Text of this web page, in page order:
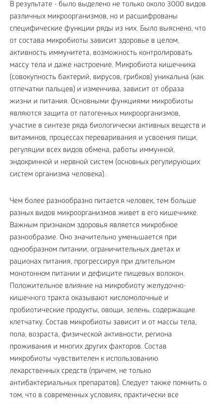
В результате - было выделено не только около 3000 видов
различных микроорганизмов, но и расшифрованы
специфические функции ряды из них. Было выяснено, что
от состава микробиоты зависит здоровье в целом,
активность иммунитета, возможность контролировать
массу тела и даже настроение. Микробиота кишечника
(совокупность бактерий, вирусов, грибков) уникальна (как
отпечатки пальцев) и изменчива, зависит от образа
жизни и питания. Основными функциями микробиоты
являются защита от патогенных микроорганизмов,
участие в синтезе ряда биологически активных веществ и
витаминов, процессах переваривания и усвоения пищи,
регуляции всех видов обмена, работы иммунной,
эндокринной и нервной систем (основных регулирующих
систем организма человека).
Чем более разнообразно питается человек, тем больше
разных видов микроорганизмов живет в его кишечнике.
Важным признаком здоровья является микробное
разнообразие. Оно значительно уменьшается при
однообразном питании, ограничительных диетах и
рационах питания, прогрессируя при длительном
монотонном питании и дефиците пищевых волокон.
Положительное влияние на микробиоту желудочно-
кишечного тракта оказывают кисломолочные и
пробиотические продукты, овощи, зелень, содержащие
клетчатку. Состав микробиоты зависит и от массы тела,
пола, возраста, физической активности, региона
проживания и многих других факторов. Состав
микробиоты чувствителен к использованию
лекарственных средств (причем, не только
антибактериальных препаратов). Следует также помнить о
том, что в современных условиях, практически все